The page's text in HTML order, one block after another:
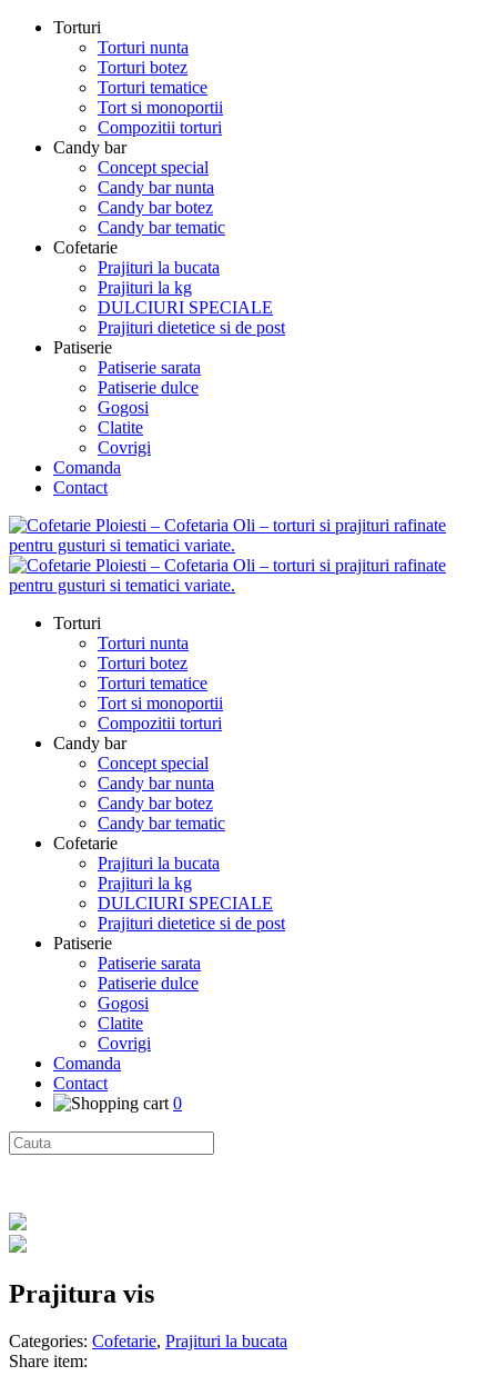
Torturi
Torturi nunta
Torturi botez
Torturi tematice
Tort si monoportii
Compozitii torturi
Candy bar
Concept special
Candy bar nunta
Candy bar botez
Candy bar tematic
Cofetarie
Prajituri la bucata
Prajituri la kg
DULCIURI SPECIALE
Prajituri dietetice si de post
Patiserie
Patiserie sarata
Patiserie dulce
Gogosi
Clatite
Covrigi
Comanda
Contact
Torturi
Torturi nunta
Torturi botez
Torturi tematice
Tort si monoportii
Compozitii torturi
Candy bar
Concept special
Candy bar nunta
Candy bar botez
Candy bar tematic
Cofetarie
Prajituri la bucata
Prajituri la kg
DULCIURI SPECIALE
Prajituri dietetice si de post
Patiserie
Patiserie sarata
Patiserie dulce
Gogosi
Clatite
Covrigi
Comanda
Contact
0
Prajitura vis
Categories: Cofetarie, Prajituri la bucata
Share item: